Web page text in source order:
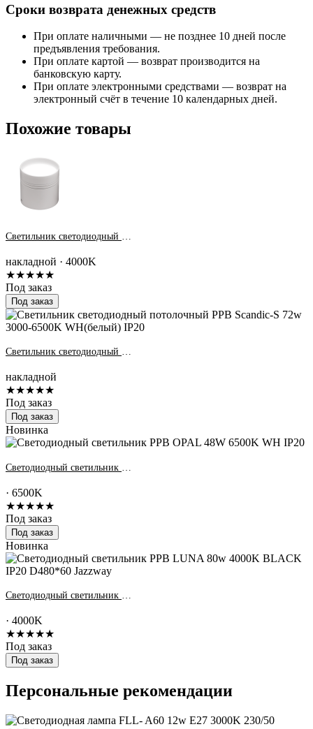
Сроки возврата денежных средств
При оплате наличными — не позднее 10 дней после
предъявления требования.
При оплате картой — возврат производится на
банковскую карту.
При оплате электронными средствами — возврат на
электронный счёт в течение 10 календарных дней.
Похожие товары
накладной · 4000K
★★★★★
Под заказ
Под заказ
Светильник светодиодный потолочный PPB Scandic-S 72w 3000-6500K WH(белый) IP20
накладной
★★★★★
Под заказ
Под заказ
Новинка
· 6500K
★★★★★
Под заказ
Под заказ
Новинка
Светодиодный светильник PPB LUNA 80w 4000K BLACK IP20 D480*60 Jazzway
· 4000K
★★★★★
Под заказ
Под заказ
Персональные рекомендации